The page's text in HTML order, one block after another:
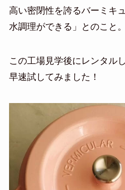
高い密閉性を誇るバーミキ
水調理ができる」とのこと。
この工場見学後にレンタル
早速試してみました！